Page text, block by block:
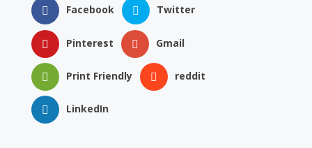
Facebook Twitter
Pinterest Gmail
Print Friendly reddit
LinkedIn